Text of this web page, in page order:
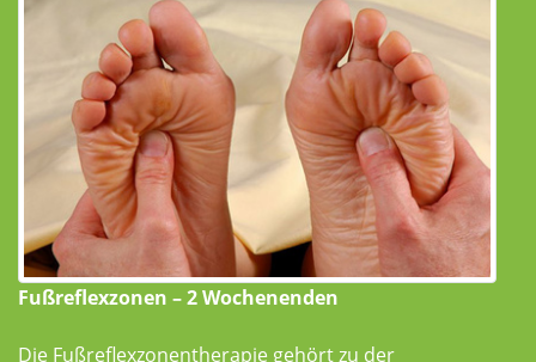
Fußreflexzonen – 2 Wochenenden
Die Fußreflexzonentherapie gehört zu der